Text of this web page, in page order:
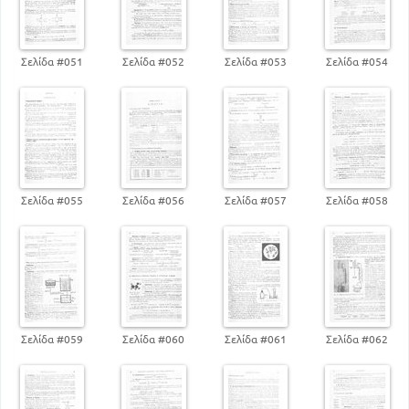
Αλκαλοειδή
151
ΣΩΜΑΤΑ ΒΙΟΛΟΓΙΚΗΣ ΚΑΙ ΒΙΟΜΗΧΑΝΙΚΗΣ
ΣΗΜΑΣΙΑΣ
Χημειοθεραπεία - Εντομοκτόνα
157
Σελίδα #051 Σελίδα #052 Σελίδα #053 Σελίδα #054
Σελίδα #055 Σελίδα #056 Σελίδα #057 Σελίδα #058
Σελίδα #059 Σελίδα #060 Σελίδα #061 Σελίδα #062